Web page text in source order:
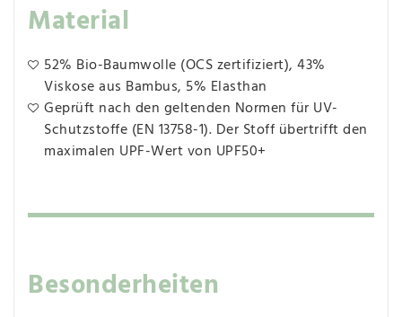
Material
52% Bio-Baumwolle (OCS zertifiziert), 43%
Viskose aus Bambus, 5% Elasthan
Geprüft nach den geltenden Normen für UV-
Schutzstoffe (EN 13758-1). Der Stoff übertrifft den
maximalen UPF-Wert von UPF50+
Besonderheiten